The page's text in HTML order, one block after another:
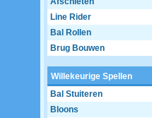
Line Rider
Bal Rollen
Brug Bouwen
Willekeurige Spellen
Bal Stuiteren
Bloons